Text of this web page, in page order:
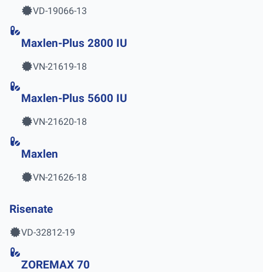
VD-19066-13
Maxlen-Plus 2800 IU
VN-21619-18
Maxlen-Plus 5600 IU
VN-21620-18
Maxlen
VN-21626-18
Risenate
VD-32812-19
ZOREMAX 70